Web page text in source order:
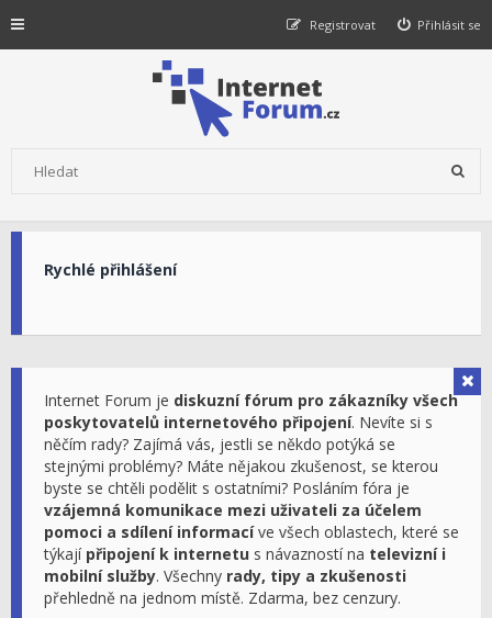
Přihlásit se
Registrovat
Rychlé přihlášení
Internet Forum je diskuzní fórum pro zákazníky všech
poskytovatelů internetového připojení. Nevíte si s
něčím rady? Zajímá vás, jestli se někdo potýká se
stejnými problémy? Máte nějakou zkušenost, se kterou
byste se chtěli podělit s ostatními? Posláním fóra je
vzájemná komunikace mezi uživateli za účelem
pomoci a sdílení informacíve všech oblastech, které se
týkají připojení k internetu s návazností na televizní i
mobilní služby. Všechny rady, tipy a zkušenosti
přehledně na jednom místě. Zdarma, bez cenzury.